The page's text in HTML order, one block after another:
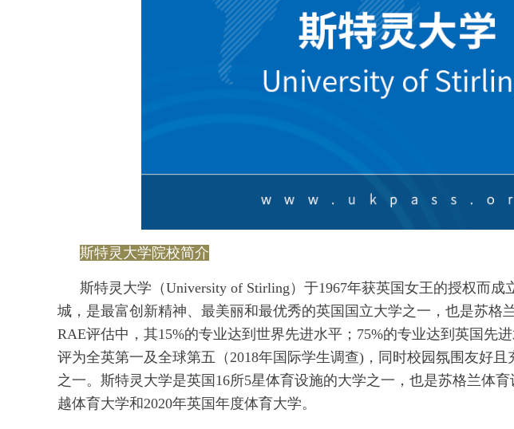
斯特灵大学院校简介
斯特灵大学（University of Stirling）于1967年获英国女王的授权而
城，是最富创新精神、最美丽和最优秀的英国国立大学之一，也是苏格
RAE评估中，其15%的专业达到世界先进水平；75%的专业达到英国先
评为全英第一及全球第五（2018年国际学生调查)，同时校园氛围友好
之一。斯特灵大学是英国16所5星体育设施的大学之一，也是苏格兰体
越体育大学和2020年英国年度体育大学。